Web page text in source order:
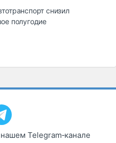
снизил
полугодие
Telegram‑канале